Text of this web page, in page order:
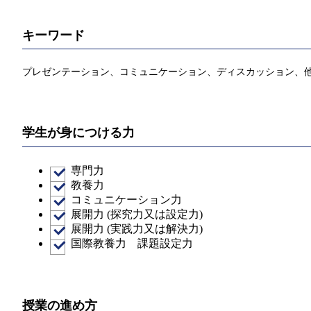
キーワード
プレゼンテーション、コミュニケーション、ディスカッション、
学生が身につける力
専門力
教養力
コミュニケーション力
展開力 (探究力又は設定力)
展開力 (実践力又は解決力)
国際教養力 課題設定力
授業の進め方